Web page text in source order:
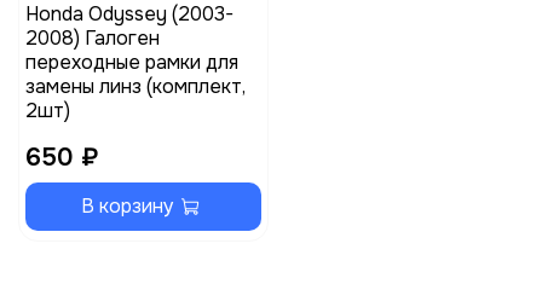
Honda Odyssey (2003-
2008) Галоген
переходные рамки для
замены линз (комплект,
2шт)
650 ₽
В корзину